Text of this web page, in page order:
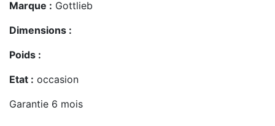
Marque : Gottlieb
Dimensions :
Poids :
Etat : occasion
Garantie 6 mois